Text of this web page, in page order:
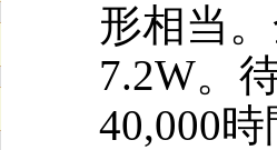
形相当
7.2W。
40,000